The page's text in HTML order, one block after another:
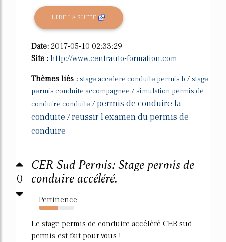
LIRE LA SUITE
Date: 2017-05-10 02:33:29
Site : http://www.centrauto-formation.com
Thèmes liés : stage accelere conduite permis b /stage
permis conduite accompagnee /simulation permis de
conduire conduite /permis de conduire la
conduite /reussir l'examen du permis de
conduire
0
CER Sud Permis: Stage permis de
conduire accéléré.
Pertinence
53%
Le stage permis de conduire accéléré CER sud
permis est fait pour vous !